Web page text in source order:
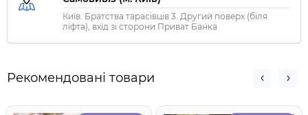
Київ. Братства тарасівців 3. Другий поверх (біля
ліфта), вхід зі сторони Приват Банка
Рекомендовані товари